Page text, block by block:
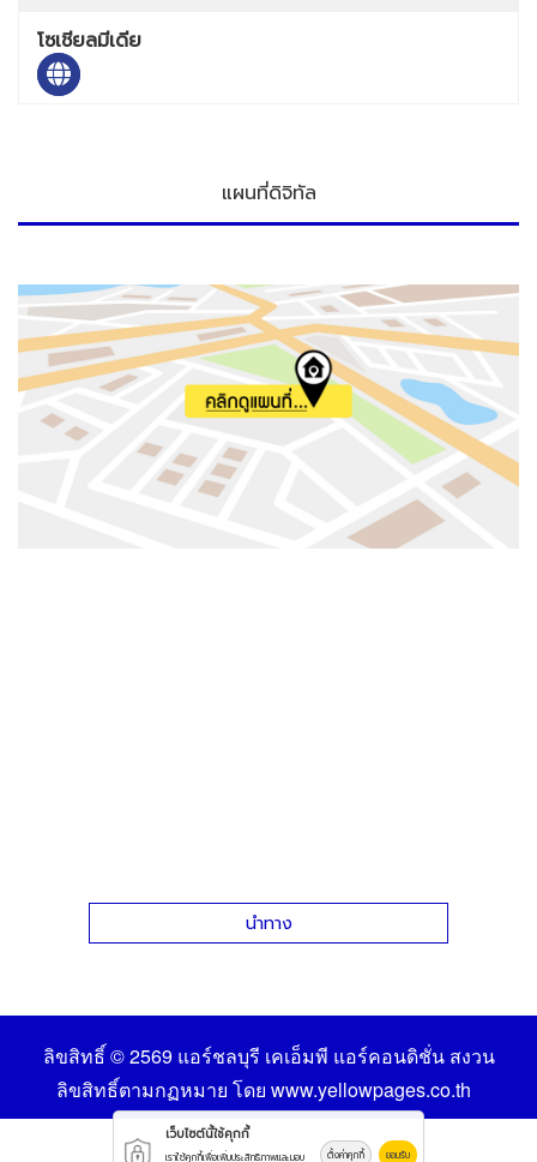
โซเชียลมีเดีย
แผนที่ดิจิทัล
นำทาง
ลิขสิทธิ์ © 2569 แอร์ชลบุรี เคเอ็มพี แอร์คอนดิชั่นสงวน
ลิขสิทธิ์ตามกฏหมาย โดย www.yellowpages.co.th
เว็บไซต์นี้ใช้คุกกี้
เราใช้คุกกี้เพื่อเพิ่มประสิทธิภาพและมอบ ตั้งค่าคุกกี้ ยอมรับ